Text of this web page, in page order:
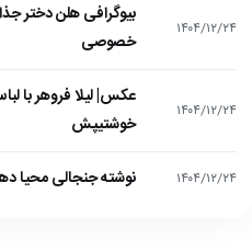
۱۴۰۴/۱۲/۲۴
بیوگرافی هلن دختر
خصوصی
۱۴۰۴/۱۲/۲۴
عکس| لیلا فروهر با
خوشتیپش
۱۴۰۴/۱۲/۲۴ نوشته جنجالی محیا